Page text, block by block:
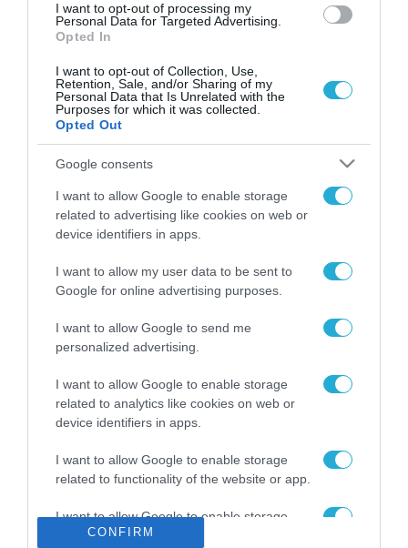
I want to opt-out of processing my
Personal Data for Targeted Advertising.
Opted In
I want to opt-out of Collection, Use,
Retention, Sale, and/or Sharing of my
Personal Data that Is Unrelated with the
Purposes for which it was collected.
Opted Out
Google consents
I want to allow Google to enable storage
related to advertising like cookies on web or
device identifiers in apps.
I want to allow my user data to be sent to
Google for online advertising purposes.
I want to allow Google to send me
personalized advertising.
I want to allow Google to enable storage
related to analytics like cookies on web or
device identifiers in apps.
I want to allow Google to enable storage
related to functionality of the website or app.
I want to allow Google to enable storage
related to personalization.
CONFIRM
ΡΟΗ ΕΙΔΗΣΕΩΝ
Το χρηματοδοτούμενο
από την ΕΕ έργο “The
Gaming Police”
ενισχύει την ασφάλεια
των παιδιών στο
31.07.2026
ΑΑΔΕ: Διευκρινίσεις
για τα πρόστιμα σε
παραβάσεις που
31.07.2026
Τεχνητή Νοημοσύνη
δεν είναι απλώς μια
νέα τεχνολογία, είναι
επανάσταση»
31.07.2026
Νέος οδηγός του ΕΚΤ
για τη χρηματοδότηση
των ελληνικών
επιχειρήσεων στον
χώρο της άμυνας